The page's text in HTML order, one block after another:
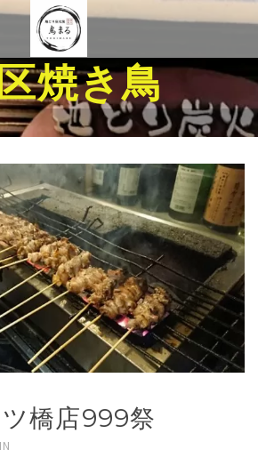
焼き鳥
ツ橋店999祭